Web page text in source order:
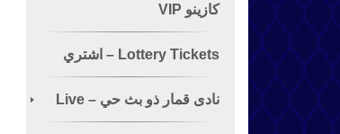
القمار
كازينو VIP
Lottery Tickets – اشتري
تذكرة الياناصيب! نادى قمار ذو بث حي – Live